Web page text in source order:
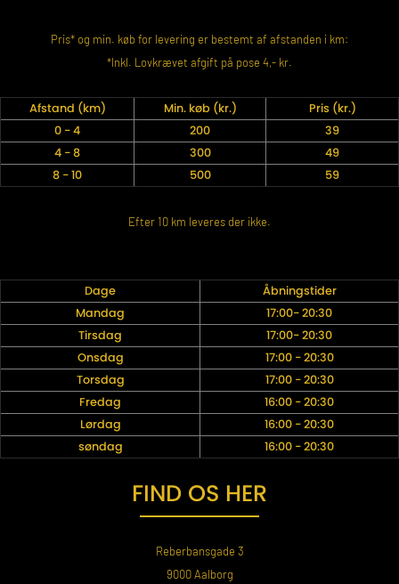
Pris* og min. køb for levering er bestemt af afstanden i km:
*Inkl. Lovkrævet afgift på pose 4,- kr.
Afstand (km) Min. køb (kr.)
Pris (kr.)
0 - 4
200
39
4 - 8
300
49
8 - 10
500 59
Efter 10 km leveres der ikke.
Dage
Åbningstider
Mandag
17:00- 20:30
Tirsdag
17:00- 20:30
Onsdag
17:00 - 20:30
Torsdag
17:00 - 20:30
Fredag
16:00 - 20:30
Lørdag
16:00 - 20:30
søndag
16:00 - 20:30
FIND OS HER
Reberbansgade 3
9000 Aalborg